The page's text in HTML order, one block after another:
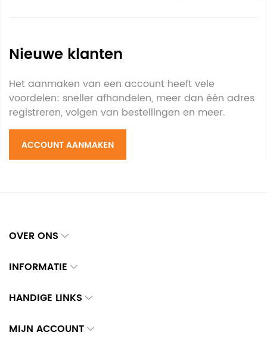
Nieuwe klanten
Het aanmaken van een account heeft vele
voordelen: sneller afhandelen, meer dan één adres
registreren, volgen van bestellingen en meer.
ACCOUNT AANMAKEN
OVER ONS
INFORMATIE
HANDIGE LINKS
MIJN ACCOUNT